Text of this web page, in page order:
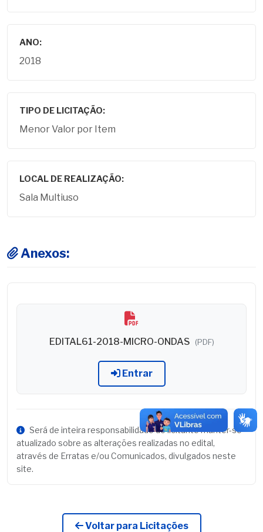
ANO:
2018
TIPO DE LICITAÇÃO:
Menor Valor por Item
LOCAL DE REALIZAÇÃO:
Sala Multiuso
Anexos:
EDITAL61-2018-MICRO-ONDAS (PDF)
Entrar
Será de inteira responsabilidade do licitante manter-se
atualizado sobre as alterações realizadas no edital,
através de Erratas e/ou Comunicados, divulgados neste
site.
Voltar para Licitações